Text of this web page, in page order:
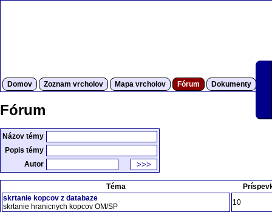
Domov Zoznam vrcholov Mapa vrcholov Fórum Dokumenty
Fórum
Názov témy
Popis témy
Autor
Téma
skrtanie kopcov z databaze
skrtanie hranicnych kopcov OM/SP
10